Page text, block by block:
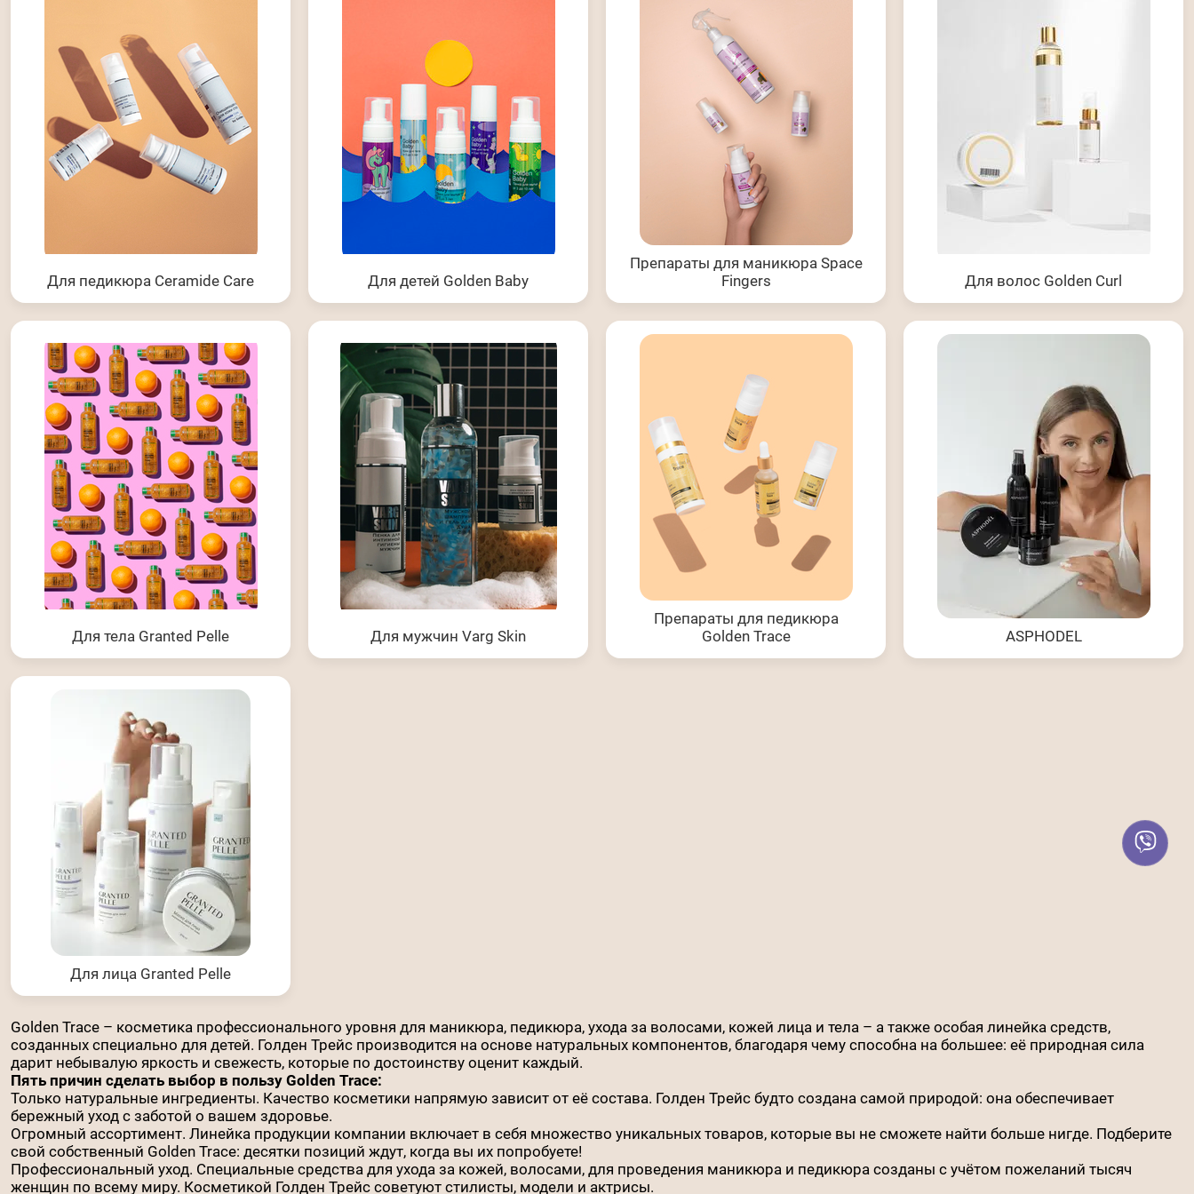
Для педикюра Ceramide Care Для детей Golden Baby
Препараты для маникюра Space
Fingers
Для волос Golden Curl
Для тела Granted Pelle Для мужчин Varg Skin
Препараты для педикюра
Golden Trace
ASPHODEL
Для лица Granted Pelle
Golden Trace – косметика профессионального уровня для маникюра, педикюра, ухода за волосами, кожей лица и тела – а также особая линейка средств,
созданных специально для детей. Голден Трейс производится на основе натуральных компонентов, благодаря чему способна на большее: её природная сила
дарит небывалую яркость и свежесть, которые по достоинству оценит каждый.
Пять причин сделать выбор в пользу Golden Trace:
Только натуральные ингредиенты. Качество косметики напрямую зависит от её состава. Голден Трейс будто создана самой природой: она обеспечивает
бережный уход с заботой о вашем здоровье.
Огромный ассортимент. Линейка продукции компании включает в себя множество уникальных товаров, которые вы не сможете найти больше нигде. Подберите
свой собственный Golden Trace: десятки позиций ждут, когда вы их попробуете!
Профессиональный уход. Специальные средства для ухода за кожей, волосами, для проведения маникюра и педикюра созданы с учётом пожеланий тысяч
женщин по всему миру. Косметикой Голден Трейс советуют стилисты, модели и актрисы.